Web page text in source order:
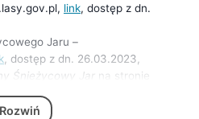
link, dostęp z dn.
Jaru –
, dostęp z dn. 26.03.2023,
Śnieżycowy Jar
na stronie
, dostęp z dn. 26.03.2023,
w serwisie pl.wikipedia.org,
Rozwiń